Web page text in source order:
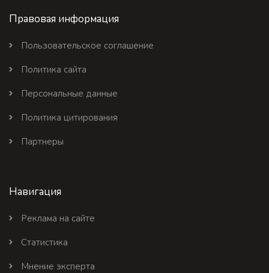
Правовая информация
Пользовательское соглашение
Политика сайта
Персональные данные
Политика цитирования
Партнеры
Навигация
Реклама на сайте
Статистика
Мнение эксперта